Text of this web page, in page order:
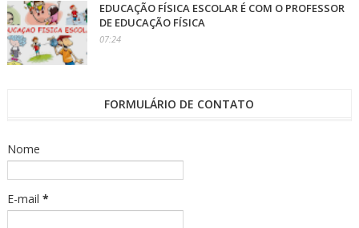
EDUCAÇÃO FÍSICA ESCOLAR É COM O PROFESSOR
DE EDUCAÇÃO FÍSICA
07:24
FORMULÁRIO DE CONTATO
Nome
E-mail *